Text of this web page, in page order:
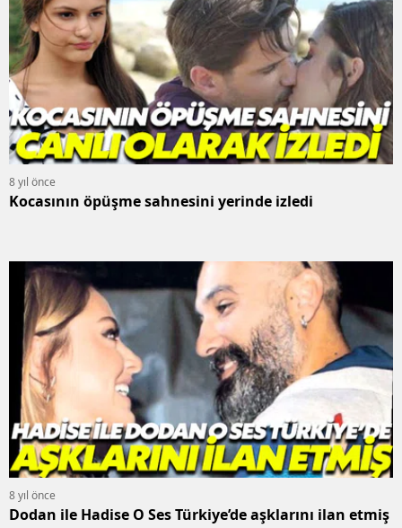
8 yıl önce
Kocasının öpüşme sahnesini yerinde izledi
8 yıl önce
Dodan ile Hadise O Ses Türkiye’de aşklarını ilan etmiş